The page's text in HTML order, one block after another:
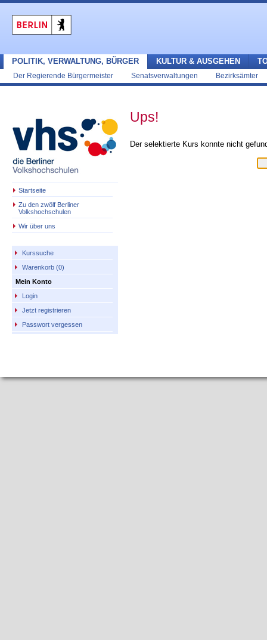
POLITIK, VERWALTUNG, BÜRGER
Der Regierende Bürgermeister Senatsverwaltungen Bezirksämter
KULTUR & AUSGEHEN
Startseite
Zu den zwölf Berliner
Volkshochschulen
Wir über uns
Kurssuche
Warenkorb (0)
Mein Konto
Login
Jetzt registrieren
Passwort vergessen
Ups!
Der selektierte Kurs konnte nicht